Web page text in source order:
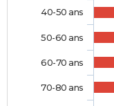
40-50 ans
50-60 ans
60-70 ans
70-80 ans